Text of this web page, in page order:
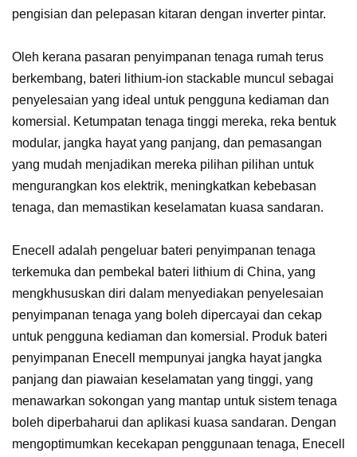
pengisian dan pelepasan kitaran dengan inverter pintar.
Oleh kerana pasaran penyimpanan tenaga rumah terus
berkembang, bateri lithium-ion stackable muncul sebagai
penyelesaian yang ideal untuk pengguna kediaman dan
komersial. Ketumpatan tenaga tinggi mereka, reka bentuk
modular, jangka hayat yang panjang, dan pemasangan
yang mudah menjadikan mereka pilihan pilihan untuk
mengurangkan kos elektrik, meningkatkan kebebasan
tenaga, dan memastikan keselamatan kuasa sandaran.
Enecell adalah pengeluar bateri penyimpanan tenaga
terkemuka dan pembekal bateri lithium di China, yang
mengkhususkan diri dalam menyediakan penyelesaian
penyimpanan tenaga yang boleh dipercayai dan cekap
untuk pengguna kediaman dan komersial. Produk bateri
penyimpanan Enecell mempunyai jangka hayat jangka
panjang dan piawaian keselamatan yang tinggi, yang
menawarkan sokongan yang mantap untuk sistem tenaga
boleh diperbaharui dan aplikasi kuasa sandaran. Dengan
mengoptimumkan kecekapan penggunaan tenaga, Enecell